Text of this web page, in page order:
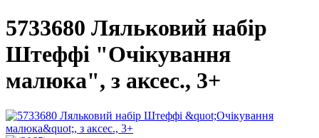
5733680 Ляльковий набір
Штеффі "Очікування
малюка", з аксес., 3+